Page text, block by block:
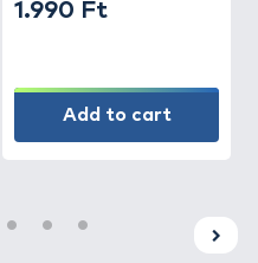
1.990 Ft
Add to cart